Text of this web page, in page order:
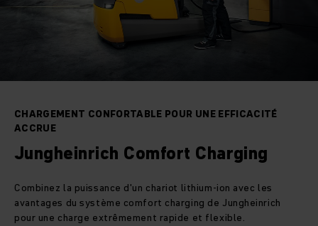
CHARGEMENT CONFORTABLE POUR UNE EFFICACITÉ
ACCRUE
Jungheinrich Comfort Charging
Combinez la puissance d'un chariot lithium-ion avec les
avantages du système comfort charging de Jungheinrich
pour une charge extrêmement rapide et flexible.